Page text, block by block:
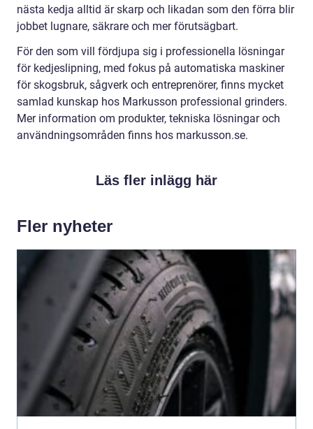
nästa kedja alltid är skarp och likadan som den förra blir
jobbet lugnare, säkrare och mer förutsägbart.
För den som vill fördjupa sig i professionella lösningar
för kedjeslipning, med fokus på automatiska maskiner
för skogsbruk, sågverk och entreprenörer, finns mycket
samlad kunskap hos Markusson professional grinders.
Mer information om produkter, tekniska lösningar och
användningsområden finns hos markusson.se.
Läs fler inlägg här
Fler nyheter